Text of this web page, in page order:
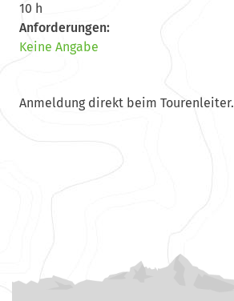
10 h
Anforderungen:
Keine Angabe
Anmeldung direkt beim Tourenleiter.